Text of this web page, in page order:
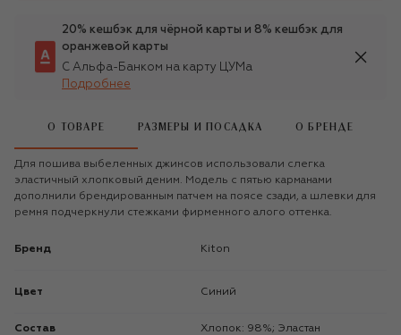
20% кешбэк для чёрной карты и 8% кешбэк для
оранжевой карты
С Альфа-Банком на карту ЦУМа
Подробнее
О ТОВАРЕ РАЗМЕРЫ И ПОСАДКА О БРЕНДЕ
Для пошива выбеленных джинсов использовали слегка
эластичный хлопковый деним. Модель с пятью карманами
дополнили брендированным патчем на поясе сзади, а шлевки для
ремня подчеркнули стежками фирменного алого оттенка.
Бренд Kiton
Цвет Синий
Состав
Хлопок: 98%; Эластан